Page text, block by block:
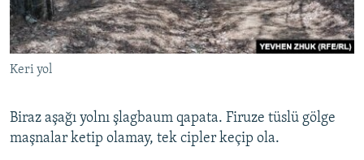
Keri yol
Biraz aşağı yolnı şlagbaum qapata. Firuze tüslü gölge
maşnalar ketip olamay, tek cipler keçip ola.